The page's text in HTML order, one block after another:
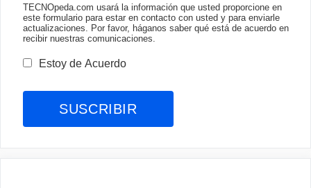
TECNOpeda.com usará la información que usted proporcione en
este formulario para estar en contacto con usted y para enviarle
actualizaciones. Por favor, háganos saber qué está de acuerdo en
recibir nuestras comunicaciones.
Estoy de Acuerdo